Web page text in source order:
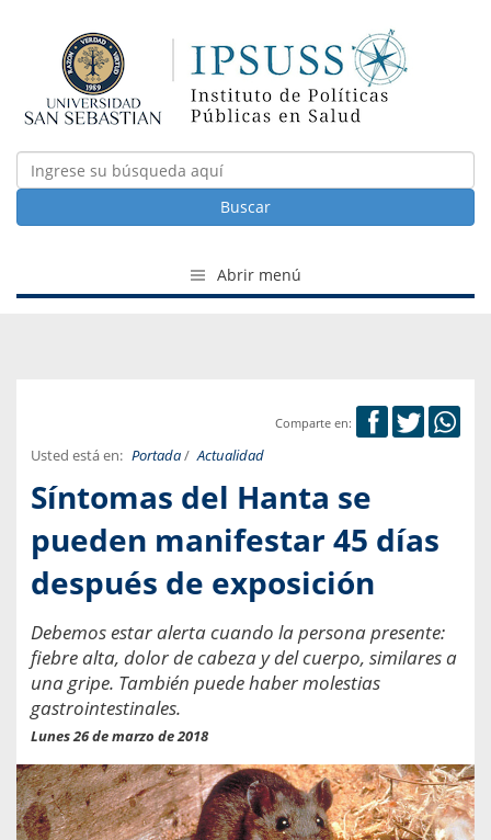
Buscar
Abrir menú
Comparte en:
Usted está en: Portada/ Actualidad
Síntomas del Hanta se
pueden manifestar 45 días
después de exposición
Debemos estar alerta cuando la persona presente:
fiebre alta, dolor de cabeza y del cuerpo, similares a
una gripe. También puede haber molestias
gastrointestinales.
Lunes 26 de marzo de 2018